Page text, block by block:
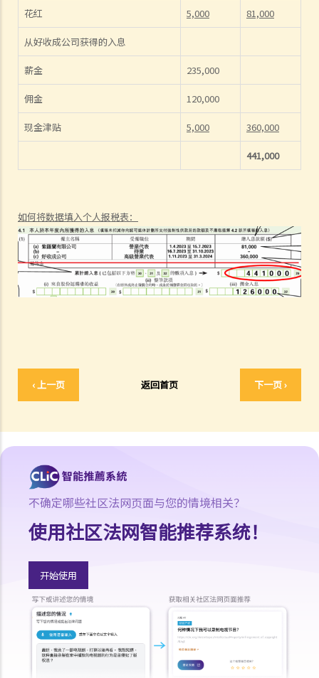
花红 5,000 81,000
从好收成公司获得的入息
薪金 235,000
佣金 120,000
现金津贴 5,000 360,000
441,000
如何将数据填入个人报税表：
‹ 上一页 返回首页 下一页 ›
金。该两笔款项是否要课税？
5. 我退休时收取的折算退休金（类似一笔过退休金）是否须课税？另
外，按月收取的退休金又是否须课税？
6. 我参加了强制性公积金计划。我在离职时从该计划中收取或被认定已
收取的款项（累算权益）会如何被评税？
7. 我参加了认可职业退休计划而非强积金计划。我在离职时从该计划中
收取的款项（累算权益）是否要课税？
8. 我刚完成两年的雇佣合约并收到一整笔约满酬金，然后再与公司续约
两年，这笔约满酬金是否要全数在本年度的报税表上申报？可否将这项
10. 如雇主并无提供居所给雇员，但为雇员支付 / 补贴全部或部分租金，
该款项将如何被评税？
11. 股份奖赏和股份认购权利益会如何被评税？
D. 应课薪俸税入息之可扣减项目
2. 强制性公积金 (MPF) 计划之供款将如何在评税时扣除？
3. 我是一名受薪的公司董事，可否在计算应课税入息时扣除强积金计划
5. 什么是个人进修开支？如果我为工作而进修，可否在计算薪俸税应课
税入息时申请扣减学费？
为成员主办的考试。我所支付的考试费可否在评税时获扣减？
8. 居所贷款利息之最高扣减额是多少？
9. 为购买泊车位而支付的按揭利息可否在评税时获扣减？
10. 假如我拥有两所住宅，而两者均作为居住地方，在评税时我可否就
该两所住宅缴付的贷款利息获得扣减？
11. 我捐了款给慈善团体，可否获得扣税？
12. 我为自己的居所支付租金，可否用作扣税？
不确定哪些社区法网页面与您的情境相关？
使用社区法网智能推荐系统！
开始使用